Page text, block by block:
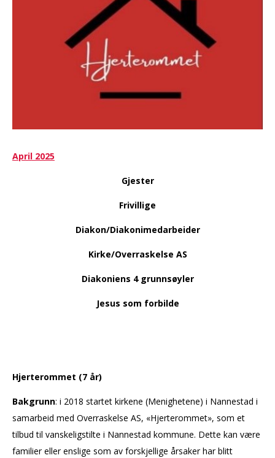
April 2025
Gjester
Frivillige
Diakon/Diakonimedarbeider
Kirke/Overraskelse AS
Diakoniens 4 grunnsøyler
Jesus som forbilde
Hjerterommet (7 år)
Bakgrunn: i 2018 startet kirkene (Menighetene) i Nannestad i
samarbeid med Overraskelse AS, «Hjerterommet», som et
tilbud til vanskeligstilte i Nannestad kommune. Dette kan være
familier eller enslige som av forskjellige årsaker har blitt